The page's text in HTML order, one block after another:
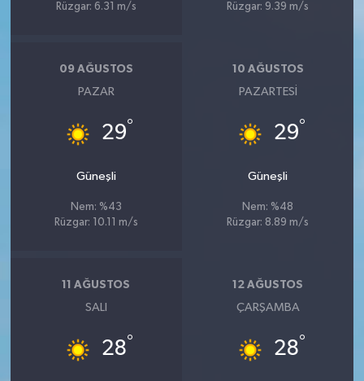
Rüzgar: 6.31 m/s
Rüzgar: 9.39 m/s
09 AĞUSTOS
PAZAR
29°
Güneşli
Nem: %43
Rüzgar: 10.11 m/s
10 AĞUSTOS
PAZARTESI
29°
Güneşli
Nem: %48
Rüzgar: 8.89 m/s
11 AĞUSTOS
SALI
28°
12 AĞUSTOS
ÇARŞAMBA
28°